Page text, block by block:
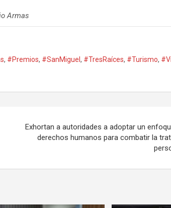
Armas
, #Premios, #SanMiguel , #TresRaíces, #Turismo,
Exhortan a autoridades a adoptar un
derechos humanos para combatir la